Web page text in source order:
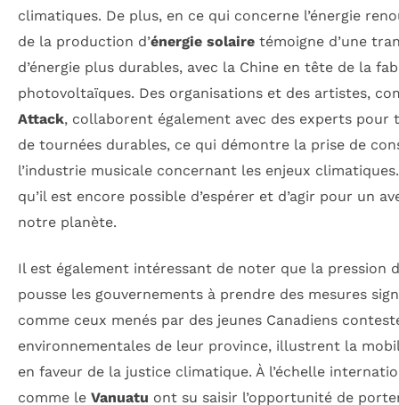
climatiques. De plus, en ce qui concerne l’énergie
de la production d’énergie solaire témoigne d’une
d’énergie plus durables, avec la Chine en tête de la
photovoltaïques. Des organisations et des artistes,
Attack, collaborent également avec des experts pour
de tournées durables, ce qui démontre la prise de
l’industrie musicale concernant les enjeux
qu’il est encore possible d’espérer et d’agir pour un
notre planète.
Il est également intéressant de noter que la pression
pousse les gouvernements à prendre des mesures
comme ceux menés par des jeunes Canadiens
environnementales de leur province, illustrent la
en faveur de la justice climatique. À l’échelle
comme le Vanuatu ont su saisir l’opportunité de